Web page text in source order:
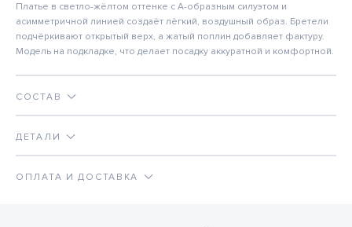
Платье в светло-жёлтом оттенке с А-образным силуэтом и
асимметричной линией создаёт лёгкий, воздушный образ. Бретели
подчёркивают открытый верх, а жатый поплин добавляет фактуру.
Модель на подкладке, что делает посадку аккуратной и комфортной.
СОСТАВ
ДЕТАЛИ
ОПЛАТА И ДОСТАВКА